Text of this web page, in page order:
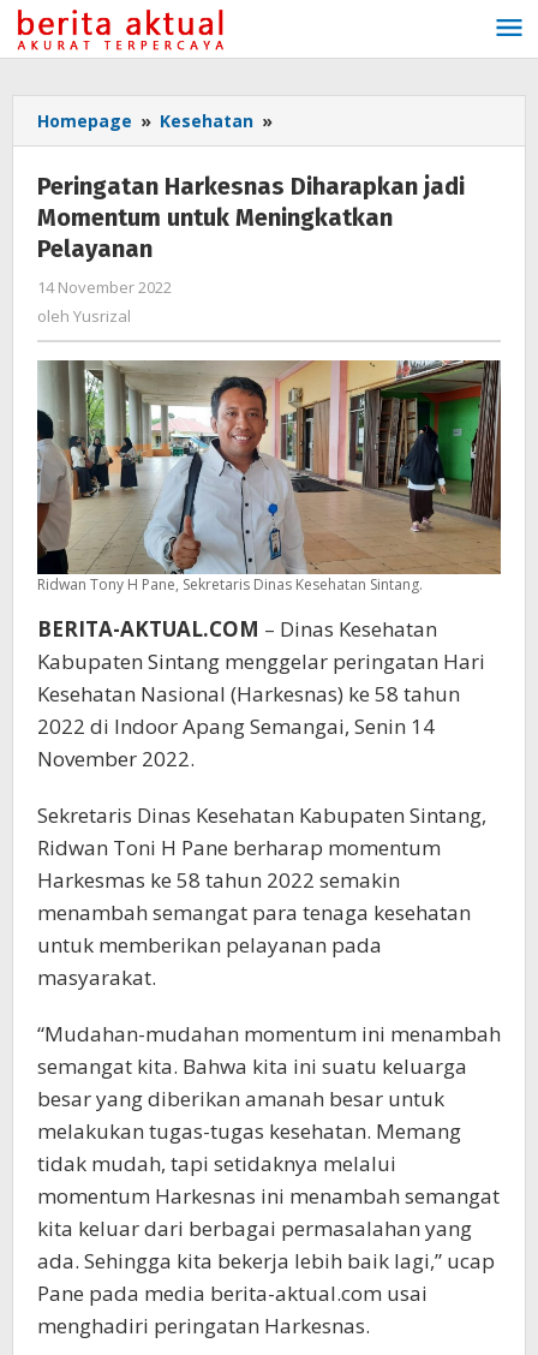
Lewati
ke
konten
Homepage » Kesehatan »
Harkesnas
Diharapkan
jadi
Momentum
Peringatan Harkesnas Diharapkan jadi
Momentum untuk Meningkatkan
Pelayanan
14 November 2022
oleh Yusrizal
Ridwan Tony H Pane, Sekretaris Dinas Kesehatan Sintang.
BERITA-AKTUAL.COM – Dinas Kesehatan
Kabupaten Sintang menggelar peringatan Hari
Kesehatan Nasional (Harkesnas) ke 58 tahun
2022 di Indoor Apang Semangai, Senin 14
November 2022.
Sekretaris Dinas Kesehatan Kabupaten Sintang,
Ridwan Toni H Pane berharap momentum
Harkesmas ke 58 tahun 2022 semakin
menambah semangat para tenaga kesehatan
untuk memberikan pelayanan pada
masyarakat.
“Mudahan-mudahan momentum ini menambah
semangat kita. Bahwa kita ini suatu keluarga
besar yang diberikan amanah besar untuk
melakukan tugas-tugas kesehatan. Memang
tidak mudah, tapi setidaknya melalui
momentum Harkesnas ini menambah semangat
kita keluar dari berbagai permasalahan yang
ada. Sehingga kita bekerja lebih baik lagi,” ucap
Pane pada media berita-aktual.com usai
menghadiri peringatan Harkesnas.